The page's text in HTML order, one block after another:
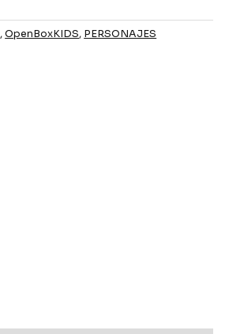
,OpenBoxKIDS, PERSONAJES